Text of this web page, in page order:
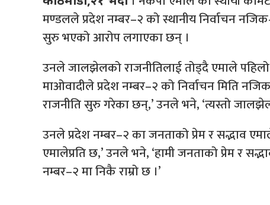
मण्डलले प्रदेश नम्बर–२ को स्थानीय निर्वाचन
सुरु भएको आरोप लगाएका छन् ।
उनले जालझेलको राजनीतिलाई तोड्दै एमाले पहिलो
माओवादीले प्रदेश नम्बर–२ को निर्वाचन मिति
राजनीति सुरु गरेका छन्,’ उनले भने, ‘त्यस्तो
उनले प्रदेश नम्बर–२ का जनताको प्रेम र सद्भाव
एमालेप्रति छ,’ उनले भने, ‘हामी जनताको प्रेम र
नम्बर–२ मा निकै राम्रो छ ।’